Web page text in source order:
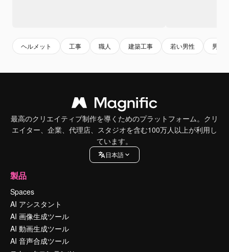
ヘルメット 工事 職人 建築工事 若い男性 男性
最高のクリエイティブ制作を導くためのプラットフォーム。クリ
エイター、企業、代理店、スタジオを含む100万人以上が利用し
ています。
日本語
製品
Spaces
AI アシスタント
AI 画像生成ツール
AI 動画生成ツール
AI 音声合成ツール